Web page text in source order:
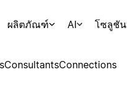
ผลิตภัณฑ์ AI โซลูชัน
ConsultantsConnections